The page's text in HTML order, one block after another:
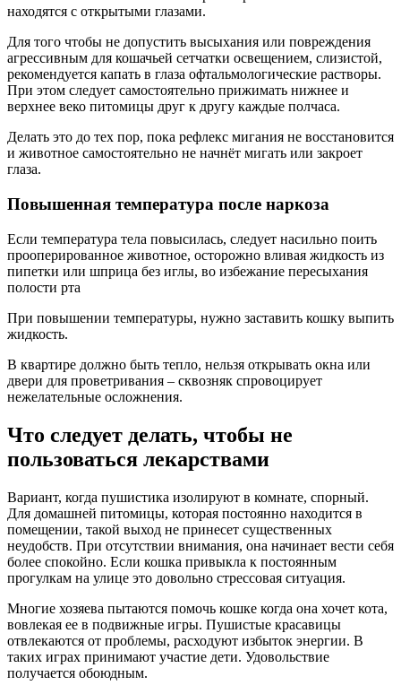
находятся с открытыми глазами.
Для того чтобы не допустить высыхания или повреждения
агрессивным для кошачьей сетчатки освещением, слизистой,
рекомендуется капать в глаза офтальмологические растворы.
При этом следует самостоятельно прижимать нижнее и
верхнее веко питомицы друг к другу каждые полчаса.
Делать это до тех пор, пока рефлекс мигания не восстановится
и животное самостоятельно не начнёт мигать или закроет
глаза.
Повышенная температура после наркоза
Если температура тела повысилась, следует насильно поить
прооперированное животное, осторожно вливая жидкость из
пипетки или шприца без иглы, во избежание пересыхания
полости рта
При повышении температуры, нужно заставить кошку выпить
жидкость.
В квартире должно быть тепло, нельзя открывать окна или
двери для проветривания – сквозняк спровоцирует
нежелательные осложнения.
Что следует делать, чтобы не
пользоваться лекарствами
Вариант, когда пушистика изолируют в комнате, спорный.
Для домашней питомицы, которая постоянно находится в
помещении, такой выход не принесет существенных
неудобств. При отсутствии внимания, она начинает вести себя
более спокойно. Если кошка привыкла к постоянным
прогулкам на улице это довольно стрессовая ситуация.
Многие хозяева пытаются помочь кошке когда она хочет кота,
вовлекая ее в подвижные игры. Пушистые красавицы
отвлекаются от проблемы, расходуют избыток энергии. В
таких играх принимают участие дети. Удовольствие
получается обоюдным.